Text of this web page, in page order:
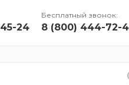
24
Бесплатный звонок:
8 (800) 444-72-